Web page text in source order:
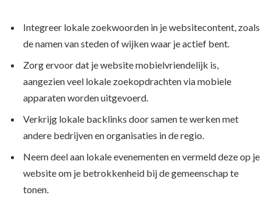
Integreer lokale zoekwoorden in je websitecontent, zoals
de namen van steden of wijken waar je actief bent.
Zorg ervoor dat je website mobielvriendelijk is,
aangezien veel lokale zoekopdrachten via mobiele
apparaten worden uitgevoerd.
Verkrijg lokale backlinks door samen te werken met
andere bedrijven en organisaties in de regio.
Neem deel aan lokale evenementen en vermeld deze op je
website om je betrokkenheid bij de gemeenschap te
tonen.